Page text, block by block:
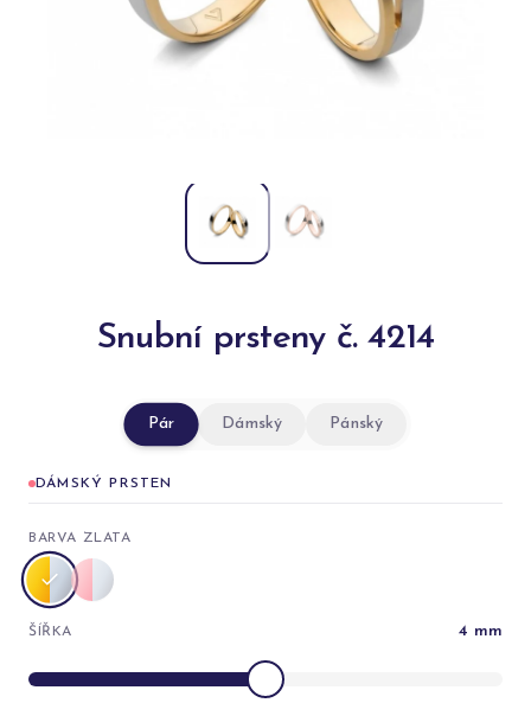
Snubní prsteny č. 4214
Pár Dámský Pánský
DÁMSKÝ PRSTEN
BARVA ZLATA
ŠÍŘKA 4 mm